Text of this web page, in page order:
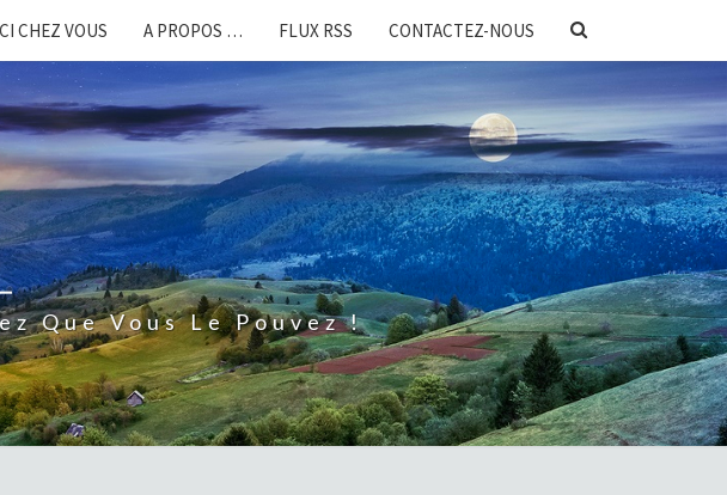
CHEZ VOUS A PROPOS … FLUX RSS CONTACTEZ-NOUS
SEARCH
Que Vous Le Pouvez !